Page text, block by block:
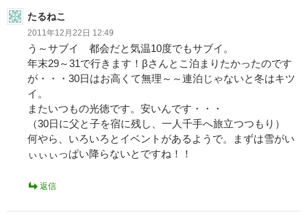
ョ たるねこ
2011年12月22日 12:49
う～サブイ 都会だと気温10度でもサブイ。
年末29～31で行きます！βさんとこ泊まりたかったのです
が・・・30日はお高くて無理～～連泊じゃないと冬はキツ
イ。
またいつもの光徳です。安いんです・・・
（30日に父と子を宿に残し、一人千手へ旅立つつもり）
何やら、いろいろとイベントがあるようで。まずは雪がい
ぃぃぃっぱい降らないとですね！！
返信